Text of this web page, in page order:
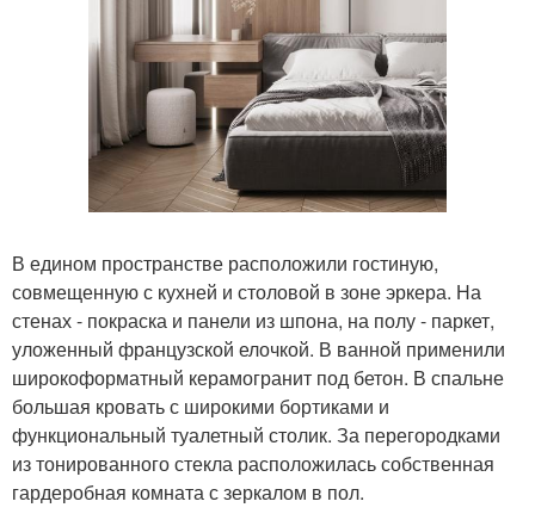
В едином пространстве расположили гостиную,
совмещенную с кухней и столовой в зоне эркера. На
стенах - покраска и панели из шпона, на полу - паркет,
уложенный французской елочкой. В ванной применили
широкоформатный керамогранит под бетон. В спальне
большая кровать с широкими бортиками и
функциональный туалетный столик. За перегородками
из тонированного стекла расположилась собственная
гардеробная комната с зеркалом в пол.